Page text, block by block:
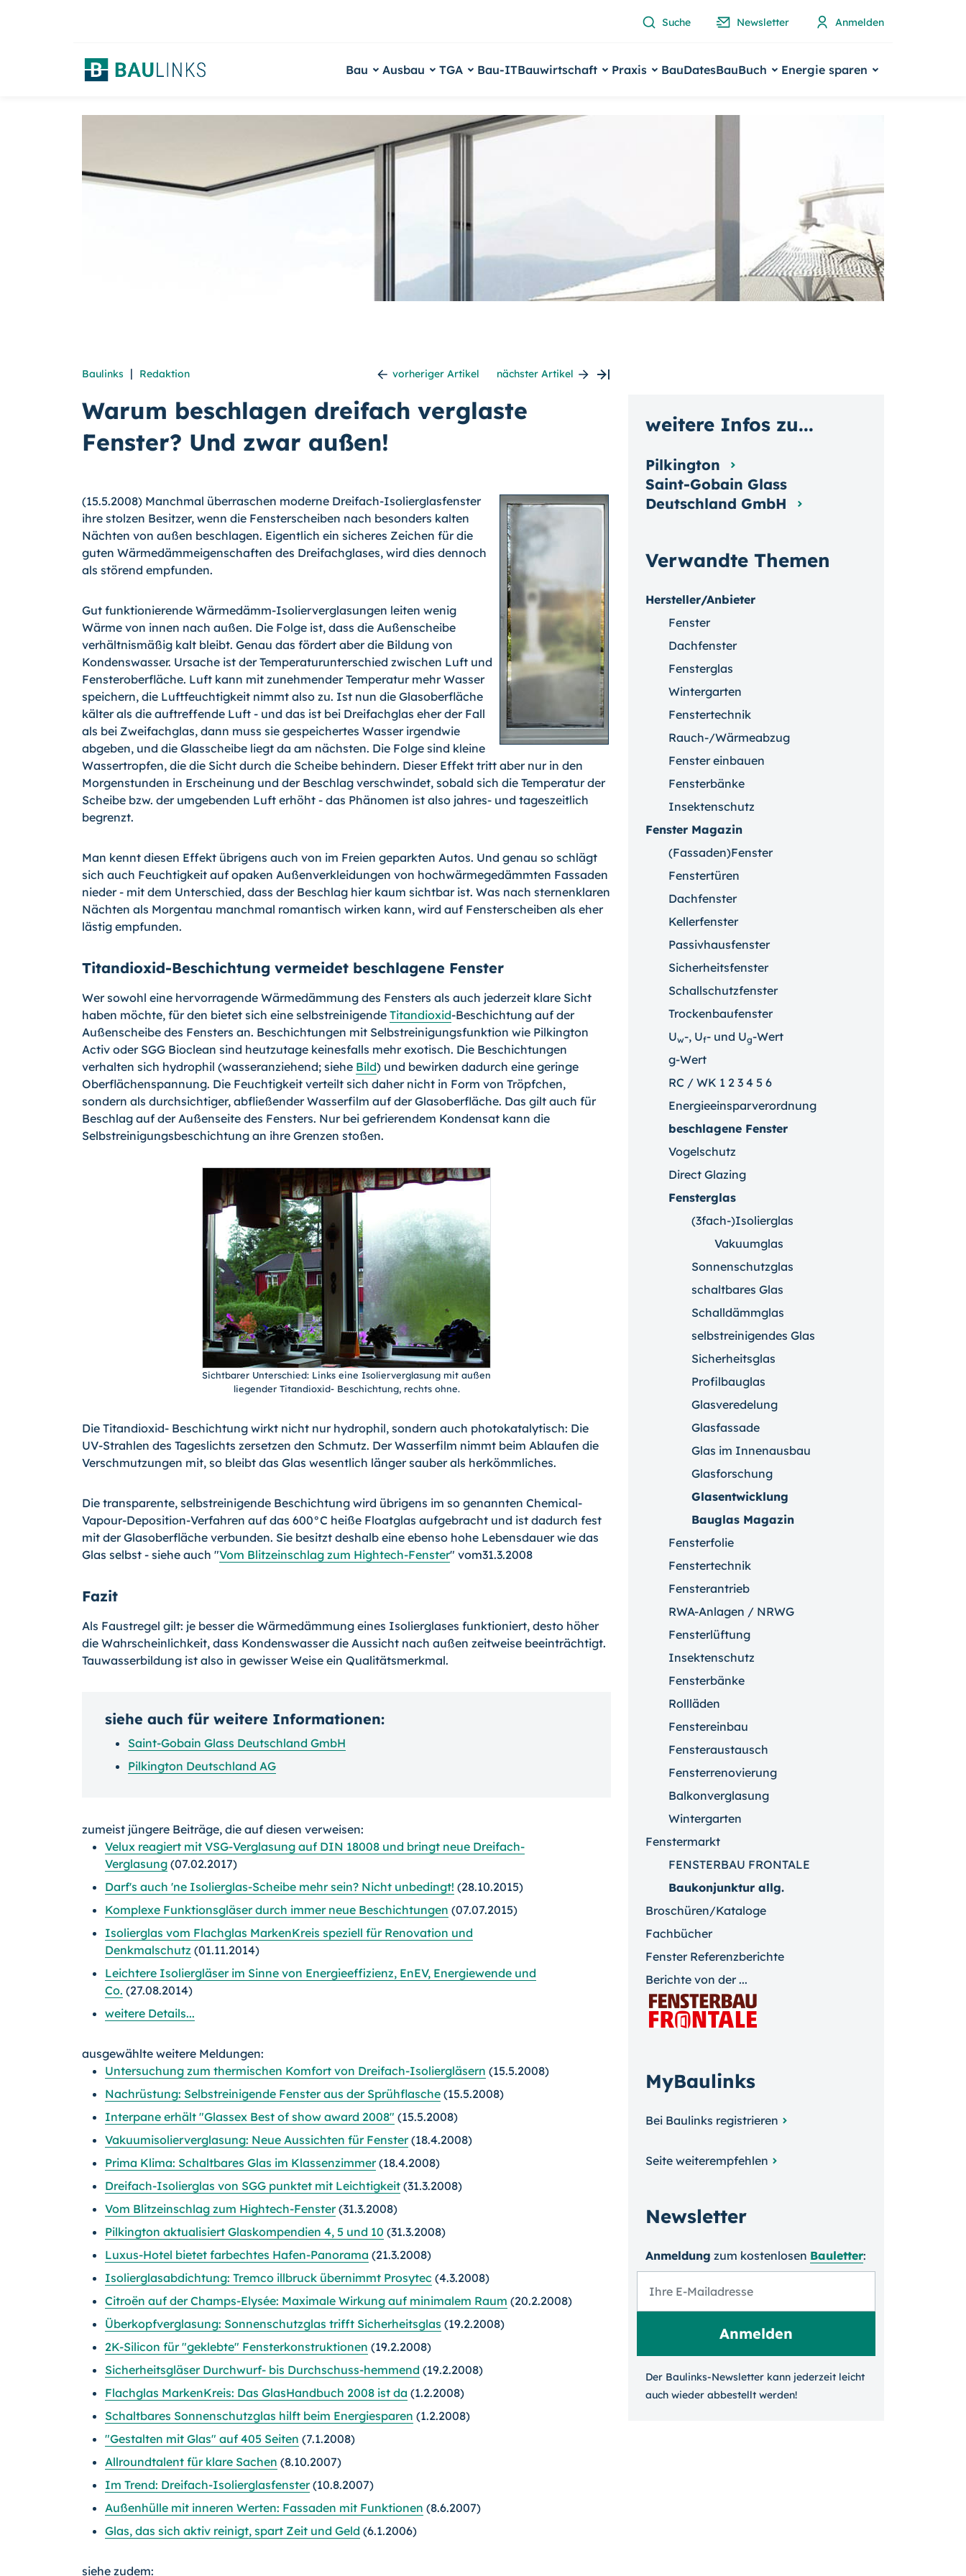
Suche Newsletter Anmelden
Bau Ausbau TGA Bau-ITBauwirtschaft Praxis BauDatesBauBuch Energie sparen
Baulinks | Redaktion vorheriger Artikel nächster Artikel
Warum beschlagen dreifach verglaste
Fenster? Und zwar außen!
(15.5.2008) Manchmal überraschen moderne Dreifach-Isolierglasfenster
ihre stolzen Besitzer, wenn die Fensterscheiben nach besonders kalten
Nächten von außen beschlagen. Eigentlich ein sicheres Zeichen für die
guten Wärmedämmeigenschaften des Dreifachglases, wird dies dennoch
als störend empfunden.
Gut funktionierende Wärmedämm-Isolierverglasungen leiten wenig
Wärme von innen nach außen. Die Folge ist, dass die Außenscheibe
verhältnismäßig kalt bleibt. Genau das fördert aber die Bildung von
Kondenswasser. Ursache ist der Temperaturunterschied zwischen Luft und
Fensteroberfläche. Luft kann mit zunehmender Temperatur mehr Wasser
speichern, die Luftfeuchtigkeit nimmt also zu. Ist nun die Glasoberfläche
kälter als die auftreffende Luft - und das ist bei Dreifachglas eher der Fall
als bei Zweifachglas, dann muss sie gespeichertes Wasser irgendwie
abgeben, und die Glasscheibe liegt da am nächsten. Die Folge sind kleine
Wassertropfen, die die Sicht durch die Scheibe behindern. Dieser Effekt tritt aber nur in den
Morgenstunden in Erscheinung und der Beschlag verschwindet, sobald sich die Temperatur der
Scheibe bzw. der umgebenden Luft erhöht - das Phänomen ist also jahres- und tageszeitlich
begrenzt.
Man kennt diesen Effekt übrigens auch von im Freien geparkten Autos. Und genau so schlägt
sich auch Feuchtigkeit auf opaken Außenverkleidungen von hochwärmegedämmten Fassaden
nieder - mit dem Unterschied, dass der Beschlag hier kaum sichtbar ist. Was nach sternenklaren
Nächten als Morgentau manchmal romantisch wirken kann, wird auf Fensterscheiben als eher
lästig empfunden.
Titandioxid-Beschichtung vermeidet beschlagene Fenster
Wer sowohl eine hervorragende Wärmedämmung des Fensters als auch jederzeit klare Sicht
haben möchte, für den bietet sich eine selbstreinigende Titandioxid-Beschichtung auf der
Außenscheibe des Fensters an. Beschichtungen mit Selbstreinigungsfunktion wie Pilkington
Activ oder SGG Bioclean sind heutzutage keinesfalls mehr exotisch. Die Beschichtungen
verhalten sich hydrophil (wasseranziehend; siehe Bild) und bewirken dadurch eine geringe
Oberflächenspannung. Die Feuchtigkeit verteilt sich daher nicht in Form von Tröpfchen,
sondern als durchsichtiger, abfließender Wasserfilm auf der Glasoberfläche. Das gilt auch für
Beschlag auf der Außenseite des Fensters. Nur bei gefrierendem Kondensat kann die
Selbstreinigungsbeschichtung an ihre Grenzen stoßen.
Sichtbarer Unterschied: Links eine Isolierverglasung mit außen
liegender Titandioxid- Beschichtung, rechts ohne.
Die Titandioxid- Beschichtung wirkt nicht nur hydrophil, sondern auch photokatalytisch: Die
UV-Strahlen des Tageslichts zersetzen den Schmutz. Der Wasserfilm nimmt beim Ablaufen die
Verschmutzungen mit, so bleibt das Glas wesentlich länger sauber als herkömmliches.
Die transparente, selbstreinigende Beschichtung wird übrigens im so genannten Chemical-
Vapour-Deposition-Verfahren auf das 600°C heiße Floatglas aufgebracht und ist dadurch fest
mit der Glasoberfläche verbunden. Sie besitzt deshalb eine ebenso hohe Lebensdauer wie das
Glas selbst - siehe auch "Vom Blitzeinschlag zum Hightech-Fenster" vom31.3.2008
Fazit
Als Faustregel gilt: je besser die Wärmedämmung eines Isolierglases funktioniert, desto höher
die Wahrscheinlichkeit, dass Kondenswasser die Aussicht nach außen zeitweise beeinträchtigt.
Tauwasserbildung ist also in gewisser Weise ein Qualitätsmerkmal.
siehe auch für weitere Informationen:
Saint-Gobain Glass Deutschland GmbH
Pilkington Deutschland AG
zumeist jüngere Beiträge, die auf diesen verweisen:
Velux reagiert mit VSG-Verglasung auf DIN 18008 und bringt neue Dreifach-
Verglasung (07.02.2017)
Darf's auch 'ne Isolierglas-Scheibe mehr sein? Nicht unbedingt! (28.10.2015)
Komplexe Funktionsgläser durch immer neue Beschichtungen (07.07.2015)
Isolierglas vom Flachglas MarkenKreis speziell für Renovation und
Denkmalschutz (01.11.2014)
Leichtere Isoliergläser im Sinne von Energieeffizienz, EnEV, Energiewende und
Co. (27.08.2014)
weitere Details...
ausgewählte weitere Meldungen:
Untersuchung zum thermischen Komfort von Dreifach-Isoliergläsern (15.5.2008)
Nachrüstung: Selbstreinigende Fenster aus der Sprühflasche (15.5.2008)
Interpane erhält "Glassex Best of show award 2008" (15.5.2008)
Vakuumisolierverglasung: Neue Aussichten für Fenster(18.4.2008)
Prima Klima: Schaltbares Glas im Klassenzimmer(18.4.2008)
Dreifach-Isolierglas von SGG punktet mit Leichtigkeit (31.3.2008)
Vom Blitzeinschlag zum Hightech-Fenster(31.3.2008)
Pilkington aktualisiert Glaskompendien 4, 5 und 10 (31.3.2008)
Luxus-Hotel bietet farbechtes Hafen-Panorama (21.3.2008)
Isolierglasabdichtung: Tremco illbruck übernimmt Prosytec (4.3.2008)
Citroën auf der Champs-Elysée: Maximale Wirkung auf minimalem Raum (20.2.2008)
Überkopfverglasung: Sonnenschutzglas trifft Sicherheitsglas (19.2.2008)
2K-Silicon für "geklebte" Fensterkonstruktionen (19.2.2008)
Sicherheitsgläser Durchwurf- bis Durchschuss-hemmend (19.2.2008)
Flachglas MarkenKreis: Das GlasHandbuch 2008 ist da (1.2.2008)
Schaltbares Sonnenschutzglas hilft beim Energiesparen (1.2.2008)
"Gestalten mit Glas" auf 405 Seiten (7.1.2008)
Allroundtalent für klare Sachen (8.10.2007)
Im Trend: Dreifach-Isolierglasfenster(10.8.2007)
Außenhülle mit inneren Werten: Fassaden mit Funktionen (8.6.2007)
Glas, das sich aktiv reinigt, spart Zeit und Geld (6.1.2006)
siehe zudem:
Verwandte Themen
Hersteller/Anbieter
Fenster
Dachfenster
Fensterglas
Wintergarten
Fenstertechnik
Rauch-/Wärmeabzug
Fenster einbauen
Fensterbänke
Insektenschutz
Fenster Magazin
(Fassaden)Fenster
Fenstertüren
Dachfenster
Kellerfenster
Passivhausfenster
Sicherheitsfenster
Schallschutzfenster
Trockenbaufenster
Uw-, Uf- und Ug-Wert
g-Wert
RC / WK 1 2 3 4 5 6
Energieeinsparverordnung
beschlagene Fenster
Vogelschutz
Direct Glazing
Fensterglas
(3fach-)Isolierglas
Vakuumglas
Sonnenschutzglas
schaltbares Glas
Schalldämmglas
selbstreinigendes Glas
Sicherheitsglas
Profilbauglas
Glasveredelung
Glasfassade
Glas im Innenausbau
Glasforschung
Glasentwicklung
Bauglas Magazin
Fensterfolie
Fenstertechnik
Fensterantrieb
RWA-Anlagen / NRWG
Fensterlüftung
Insektenschutz
Fensterbänke
Rollläden
Fenstereinbau
Fensteraustausch
Fensterrenovierung
Balkonverglasung
Wintergarten
Fenstermarkt
FENSTERBAU FRONTALE
Baukonjunktur allg.
Broschüren/Kataloge
Fachbücher
Fenster Referenzberichte
Berichte von der ...
MyBaulinks
Bei Baulinks registrieren
Seite weiterempfehlen
Newsletter
Anmeldung zum kosten­losen Bauletter:
Der Baulinks-Newsletter kann jeder­zeit leicht
auch wieder ab­bestellt werden!
weitere Infos zu...
Pilkington
Saint-Gobain Glass
Deutschland GmbH